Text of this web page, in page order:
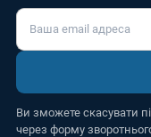
Ви зможете скасувати
через форму